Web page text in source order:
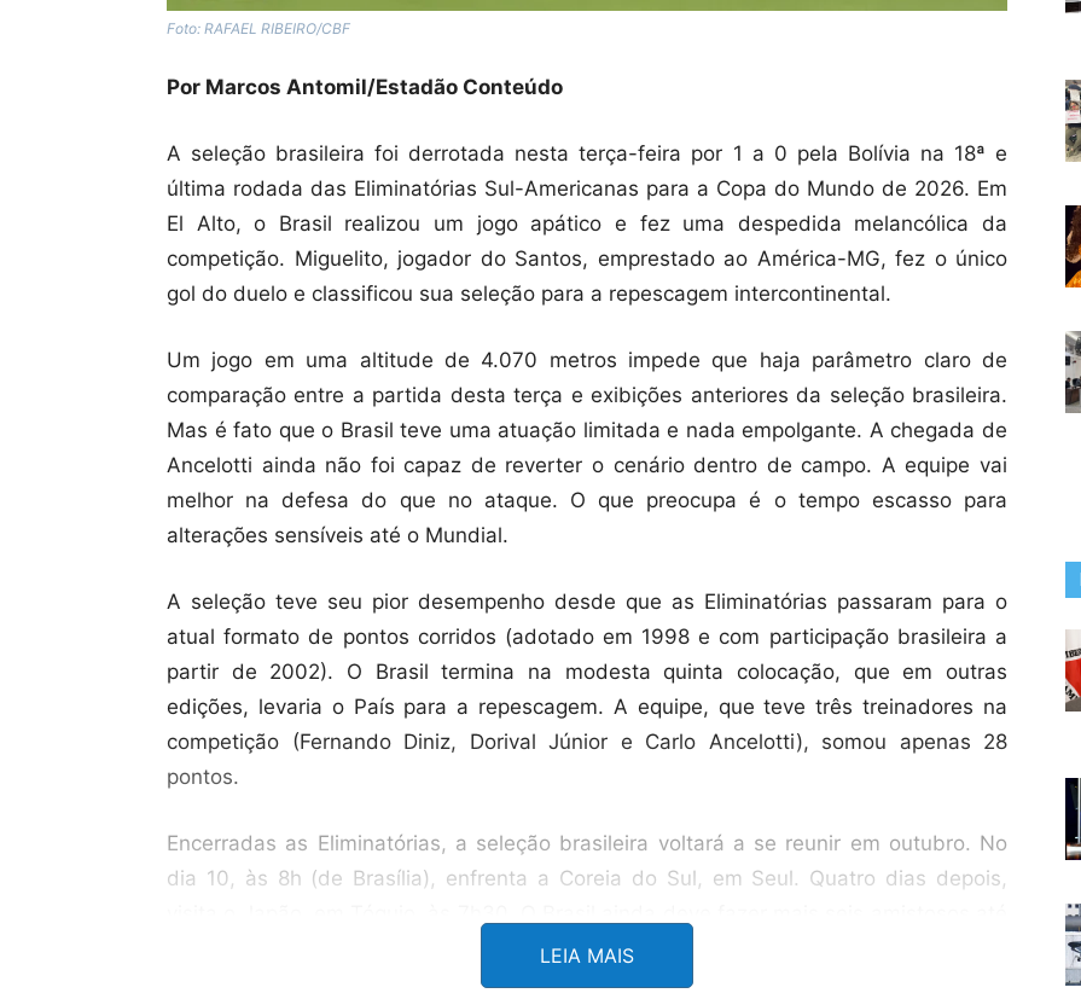
Foto: RAFAEL RIBEIRO/CBF
Por Marcos Antomil/Estadão Conteúdo
A seleção brasileira foi derrotada nesta terça-feira por 1 a 0 pela Bolívia na 18ª e
última rodada das Eliminatórias Sul-Americanas para a Copa do Mundo de 2026. Em
El Alto, o Brasil realizou um jogo apático e fez uma despedida melancólica da
competição. Miguelito, jogador do Santos, emprestado ao América-MG, fez o único
gol do duelo e classificou sua seleção para a repescagem intercontinental.
Um jogo em uma altitude de 4.070 metros impede que haja parâmetro claro de
comparação entre a partida desta terça e exibições anteriores da seleção brasileira.
Mas é fato que o Brasil teve uma atuação limitada e nada empolgante. A chegada de
Ancelotti ainda não foi capaz de reverter o cenário dentro de campo. A equipe vai
melhor na defesa do que no ataque. O que preocupa é o tempo escasso para
alterações sensíveis até o Mundial.
A seleção teve seu pior desempenho desde que as Eliminatórias passaram para o
atual formato de pontos corridos (adotado em 1998 e com participação brasileira a
partir de 2002). O Brasil termina na modesta quinta colocação, que em outras
edições, levaria o País para a repescagem. A equipe, que teve três treinadores na
competição (Fernando Diniz, Dorival Júnior e Carlo Ancelotti), somou apenas 28
pontos.
Encerradas as Eliminatórias, a seleção brasileira voltará a se reunir em outubro. No
dia 10, às 8h (de Brasília), enfrenta a Coreia do Sul, em Seul. Quatro dias depois,
a Copa (dois em novembro, dois em março de 2026 e outros dois em junho de 2026).
LEIA MAIS